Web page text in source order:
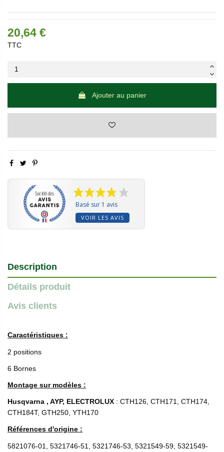
20,64 €
TTC
Ajouter au panier
Basé sur 1 avis
VOIR LES AVIS
Description
Détails produit
Avis clients
Caractéristiques :
2 positions
6 Bornes
Montage sur modèles :
Husqvarna , AYP, ELECTROLUX : CTH126, CTH171, CTH174,
CTH184T, GTH250, YTH170
Références d'origine :
5821076-01, 5321746-51, 5321746-53, 5321549-59, 5321549-